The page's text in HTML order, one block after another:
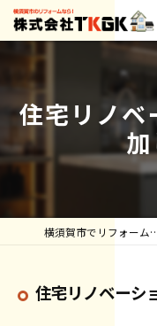
住宅リノベ
横須賀市でリフォーム・
住宅リノベーシ